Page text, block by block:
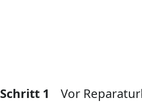
Schritt 1 Vor